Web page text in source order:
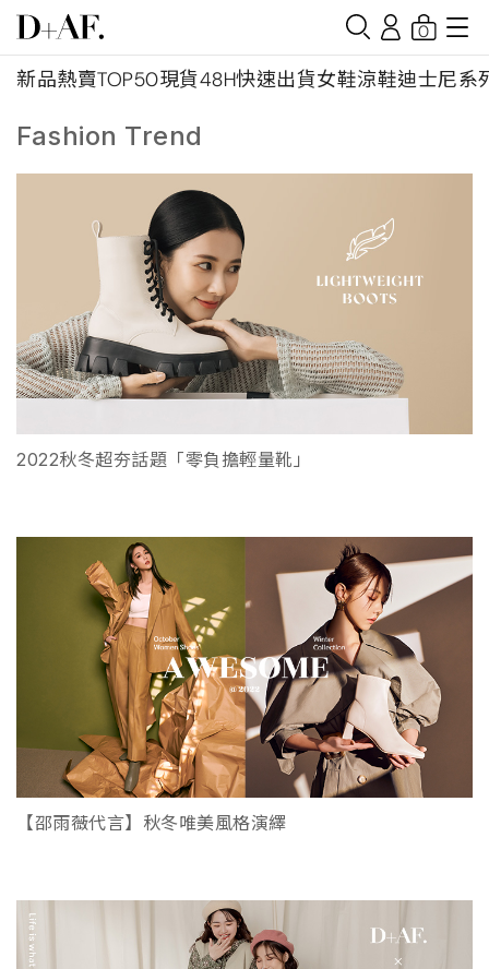
新品熱賣TOP50現貨48H快速出貨女鞋涼鞋迪士尼系
0
Fashion Trend
2022秋冬超夯話題「零負擔輕量靴」
【邵雨薇代言】秋冬唯美風格演繹